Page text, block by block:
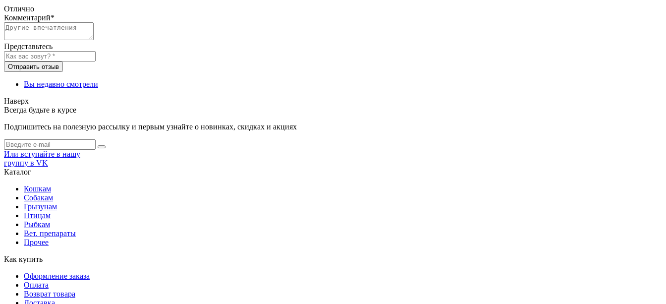
Отлично
Комментарий*
Представьтесь
Отправить отзыв
Вы недавно смотрели
Наверх
Всегда будьте в курсе
Подпишитесь на полезную рассылку и первым узнайте о новинках, скидках и акциях
Или вступайте в нашу
группу в VK
Каталог
Кошкам
Собакам
Грызунам
Птицам
Рыбкам
Вет. препараты
Прочее
Как купить
Оформление заказа
Оплата
Возврат товара